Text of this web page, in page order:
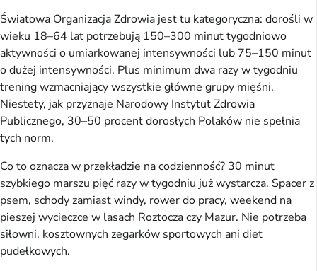
Światowa Organizacja Zdrowia jest tu kategoryczna: dorośli w
wieku 18–64 lat potrzebują 150–300 minut tygodniowo
aktywności o umiarkowanej intensywności lub 75–150 minut
o dużej intensywności. Plus minimum dwa razy w tygodniu
trening wzmacniający wszystkie główne grupy mięśni.
Niestety, jak przyznaje Narodowy Instytut Zdrowia
Publicznego, 30–50 procent dorosłych Polaków nie spełnia
tych norm.
Co to oznacza w przekładzie na codzienność? 30 minut
szybkiego marszu pięć razy w tygodniu już wystarcza. Spacer z
psem, schody zamiast windy, rower do pracy, weekend na
pieszej wycieczce w lasach Roztocza czy Mazur. Nie potrzeba
siłowni, kosztownych zegarków sportowych ani diet
pudełkowych.